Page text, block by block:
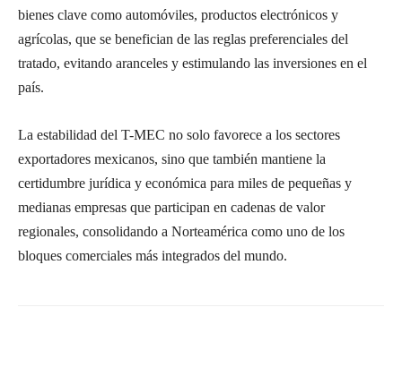
bienes clave como automóviles, productos electrónicos y
agrícolas, que se benefician de las reglas preferenciales del
tratado, evitando aranceles y estimulando las inversiones en el
país.
La estabilidad del T-MEC no solo favorece a los sectores
exportadores mexicanos, sino que también mantiene la
certidumbre jurídica y económica para miles de pequeñas y
medianas empresas que participan en cadenas de valor
regionales, consolidando a Norteamérica como uno de los
bloques comerciales más integrados del mundo.